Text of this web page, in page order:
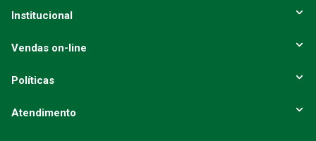
Institucional
Vendas on-line
Políticas
Atendimento